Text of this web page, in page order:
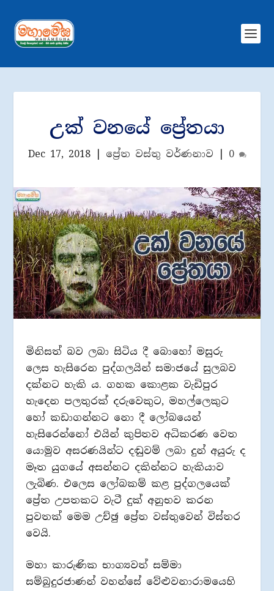
උක් වනයේ ප්‍රේතයා
Dec 17, 2018| ප්‍රේත වස්තු වර්ණනාව 0
මිනිසත් බව ලබා සිටිය දී බොහෝ මසුරු
ලෙස හැසිරෙන පුද්ගලයින් සමාජයේ සුලබව
දක්නට හැකි ය. ගහක කොළක වැඩිපුර
හැදෙන පලතුරක් දරුවෙකුට, මහල්ලෙකුට
හෝ කඩාගන්නට නො දී ලෝබයෙන්
හැසිරෙන්නෝ එයින් කුපිතව අධිකරණ වෙත
යොමුව අසරණයින්ට දඬුවම් ලබා දුන් අයුරු ද
මෑත යුගයේ අසන්නට දකින්නට හැකියාව
ලැබිණ. එලෙස ලෝබකම් කළ පුද්ගලයෙක්
ප්‍රේත උපතකට වැටී දුක් අනුභව කරන
පුවතක් මෙම උච්ඡු ප්‍රේත වස්තුවෙන් විස්තර
වෙයි.
මහා කාරුණික භාග්‍යවත් සම්මා
සම්බුදුරජාණන් වහන්සේ වේළුවනාරාමයෙහි